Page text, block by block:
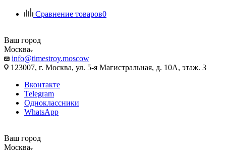
Сравнение товаров0
Ваш город
Москва
info@timestroy.moscow
123007, г. Москва, ул. 5-я Магистральная, д. 10А, этаж. 3
Вконтакте
Telegram
Одноклассники
WhatsApp
Ваш город
Москва